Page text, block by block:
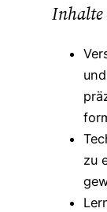
Inhalte
zu